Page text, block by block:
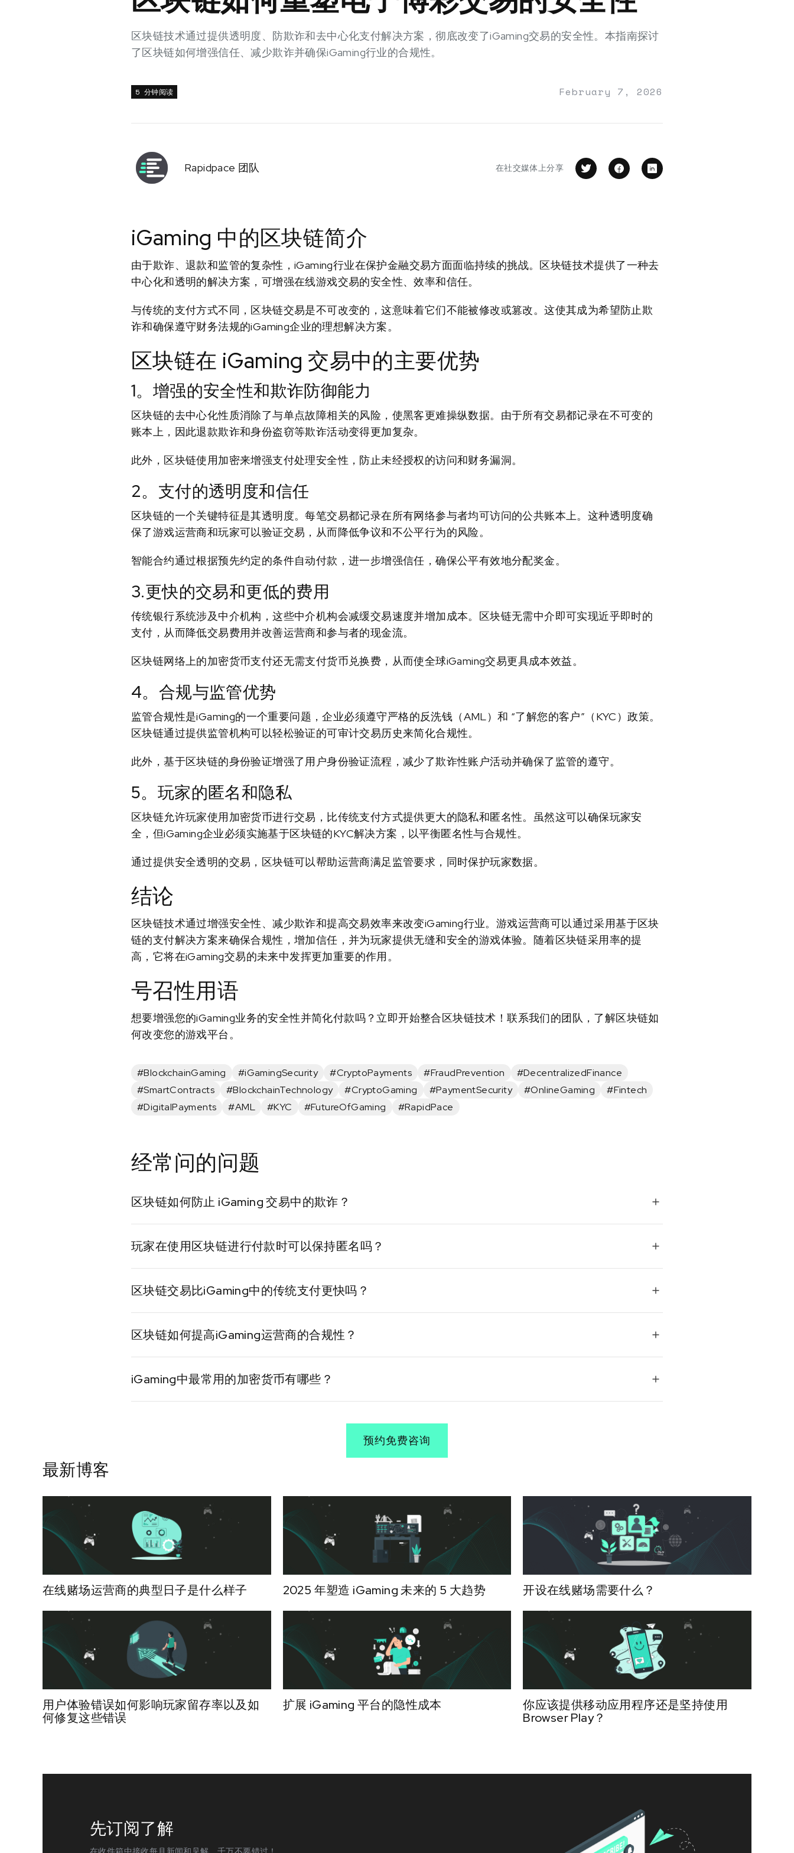
区块链技术通过提供透明度、防欺诈和去中心化支付解决方案，彻底改变了iGaming交易的安全性。本指南探讨
了区块链如何增强信任、减少欺诈并确保iGaming行业的合规性。
5 分钟阅读 February 7, 2026
Rapidpace 团队 在社交媒体上分享
iGaming 中的区块链简介
由于欺诈、退款和监管的复杂性，iGaming行业在保护金融交易方面面临持续的挑战。区块链技术提供了一种去
中心化和透明的解决方案，可增强在线游戏交易的安全性、效率和信任。
与传统的支付方式不同，区块链交易是不可改变的，这意味着它们不能被修改或篡改。这使其成为希望防止欺
诈和确保遵守财务法规的iGaming企业的理想解决方案。
区块链在 iGaming 交易中的主要优势
1。增强的安全性和欺诈防御能力
区块链的去中心化性质消除了与单点故障相关的风险，使黑客更难操纵数据。由于所有交易都记录在不可变的
账本上，因此退款欺诈和身份盗窃等欺诈活动变得更加复杂。
此外，区块链使用加密来增强支付处理安全性，防止未经授权的访问和财务漏洞。
2。支付的透明度和信任
区块链的一个关键特征是其透明度。每笔交易都记录在所有网络参与者均可访问的公共账本上。这种透明度确
保了游戏运营商和玩家可以验证交易，从而降低争议和不公平行为的风险。
智能合约通过根据预先约定的条件自动付款，进一步增强信任，确保公平有效地分配奖金。
3.更快的交易和更低的费用
传统银行系统涉及中介机构，这些中介机构会减缓交易速度并增加成本。区块链无需中介即可实现近乎即时的
支付，从而降低交易费用并改善运营商和参与者的现金流。
区块链网络上的加密货币支付还无需支付货币兑换费，从而使全球iGaming交易更具成本效益。
4。合规与监管优势
监管合规性是iGaming的一个重要问题，企业必须遵守严格的反洗钱（AML）和 “了解您的客户”（KYC）政策。
区块链通过提供监管机构可以轻松验证的可审计交易历史来简化合规性。
此外，基于区块链的身份验证增强了用户身份验证流程，减少了欺诈性账户活动并确保了监管的遵守。
5。玩家的匿名和隐私
区块链允许玩家使用加密货币进行交易，比传统支付方式提供更大的隐私和匿名性。虽然这可以确保玩家安
全，但iGaming企业必须实施基于区块链的KYC解决方案，以平衡匿名性与合规性。
通过提供安全透明的交易，区块链可以帮助运营商满足监管要求，同时保护玩家数据。
结论
区块链技术通过增强安全性、减少欺诈和提高交易效率来改变iGaming行业。游戏运营商可以通过采用基于区块
链的支付解决方案来确保合规性，增加信任，并为玩家提供无缝和安全的游戏体验。随着区块链采用率的提
高，它将在iGaming交易的未来中发挥更加重要的作用。
号召性用语
想要增强您的iGaming业务的安全性并简化付款吗？立即开始整合区块链技术！联系我们的团队，了解区块链如
何改变您的游戏平台。
#BlockchainGaming #iGamingSecurity #CryptoPayments #FraudPrevention
#DecentralizedFinance
#SmartContracts
#BlockchainTechnology #CryptoGaming #PaymentSecurity #OnlineGaming
#Fintech
#DigitalPayments
#AML #KYC #FutureOfGaming #RapidPace
经常问的问题
区块链如何防止 iGaming 交易中的欺诈？
纵。
玩家在使用区块链进行付款时可以保持匿名吗？
区块链交易比iGaming中的传统支付更快吗？
间。
区块链如何提高iGaming运营商的合规性？
iGaming中最常用的加密货币有哪些？
预约免费咨询
最新博客
在线赌场运营商的典型日子是什么样子 2025 年塑造 iGaming 未来的 5 大趋势 开设在线赌场需要什么？
用户体验错误如何影响玩家留存率以及如
何修复这些错误
扩展 iGaming 平台的隐性成本
你应该提供移动应用程序还是坚持使用
Browser Play？
先订阅了解